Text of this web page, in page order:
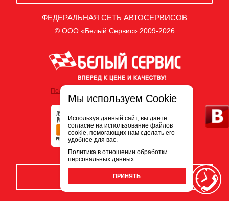
ФЕДЕРАЛЬНАЯ СЕТЬ АВТОСЕРВИСОВ
© ООО «Белый Сервис» 2009-2026
Политика обработки персональных данных
ЗАПИСЬ НА СЕРВИС
Мы используем Cookie
Используя данный сайт, вы даете
согласие на использование файлов
cookie, помогающих нам сделать его
удобнее для вас.
Политика в отношении обработки
персональных данных
ПРИНЯТЬ